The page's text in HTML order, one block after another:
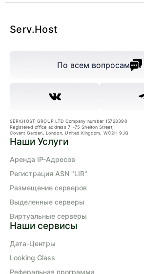
Serv.Host
По всем вопросам
SERV.HOST GROUP LTD Company number 15728390
Registered office address 71-75 Shelton Street,
Covent Garden, London, United Kingdom, WC2H 9JQ
Наши Услуги
Аренда IP-Адресов
Регистрация ASN "LIR"
Размещение серверов
Выделенные серверы
Виртуальные серверы
Наши сервисы
Дата-Центры
Looking Glass
Реферальная программа